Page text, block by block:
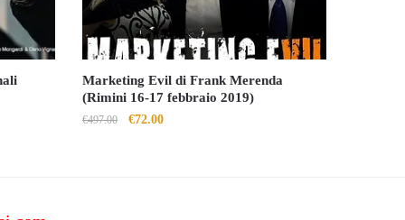
Marketing Evil di Frank Merenda
(Rimini 16-17 febbraio 2019)
€497.00
Il
€72.00Il